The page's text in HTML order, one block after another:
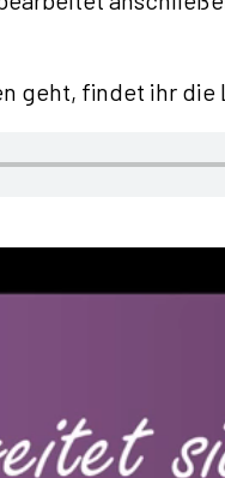
geht, findet ihr